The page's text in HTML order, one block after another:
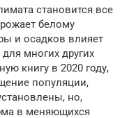
становится все
белому
и осадков влияет
многих других
книгу в 2020 году,
популяции,
но,
в меняющихся